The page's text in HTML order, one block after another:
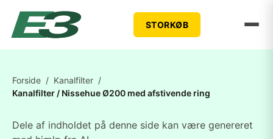
STORKØB
Forside / Kanalfilter /
Kanalfilter / Nissehue Ø200 med afstivende ring
Dele af indholdet på denne side kan være genereret